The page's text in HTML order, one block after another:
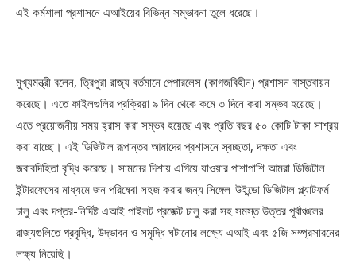
এই কর্মশালা প্রশাসনে এআইয়ের বিভিন্ন সম্ভাবনা তুলে ধরেছে।
মুখ্যমন্ত্রী বলেন, ত্রিপুরা রাজ্য বর্তমানে পেপারলেস (কাগজবিহীন) প্রশাসন বাস্তবায়ন
করেছে। এতে ফাইলগুলির প্রক্রিয়া ৯ দিন থেকে কমে ৩ দিনে করা সম্ভব হয়েছে।
এতে প্রয়োজনীয় সময় হ্রাস করা সম্ভব হয়েছে এবং প্রতি বছর ৫০ কোটি টাকা সাশ্রয়
করা যাচ্ছে। এই ডিজিটাল রূপান্তর আমাদের প্রশাসনে স্বচ্ছতা, দক্ষতা এবং
জবাবদিহিতা বৃদ্ধি করেছে। সামনের দিশায় এগিয়ে যাওয়ার পাশাপাশি আমরা ডিজিটাল
ইন্টারফেসের মাধ্যমে জন পরিষেবা সহজ করার জন্য সিঙ্গেল-উইন্ডো ডিজিটাল প্ল্যাটফর্ম
চালু এবং দপ্তর-নির্দিষ্ট এআই পাইলট প্রজেক্ট চালু করা সহ সমস্ত উত্তর পূর্বাঞ্চলের
রাজ্যগুলিতে প্রবৃদ্ধি, উদ্ভাবন ও সমৃদ্ধি ঘটানোর লক্ষ্যে এআই এবং ৫জি সম্প্রসারনের
লক্ষ্য নিয়েছি।